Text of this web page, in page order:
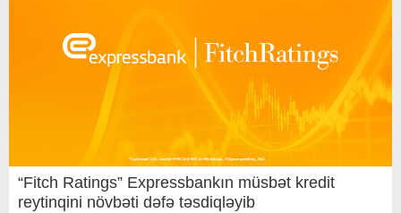
“Fitch Ratings” Expressbankın müsbət kredit
reytinqini növbəti dəfə təsdiqləyib